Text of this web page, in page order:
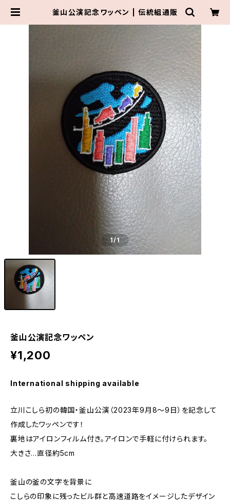
釜山公演記念ワッペン | 伝統組通販
1/1
釜山公演記念ワッペン
¥1,200
International shipping available
立川こしら初の韓国・釜山公演（2023年9月8～9日）を記念して
作成したワッペンです！
裏地はアイロンフィルム付き。アイロンで手軽に付けられます。
大きさ…直径約5cm
釜山の釜の文字を背景に
こしらの印象に残ったビル群と高速道路をイメージしたデザイン